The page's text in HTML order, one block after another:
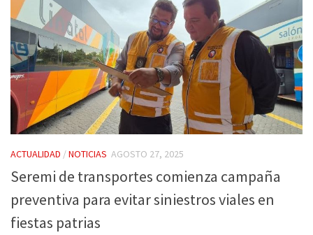
ACTUALIDAD /NOTICIAS AGOSTO 27, 2025
Seremi de transportes comienza campaña
preventiva para evitar siniestros viales en
fiestas patrias